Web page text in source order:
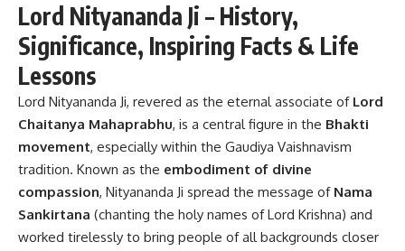
Lord Nityananda Ji – History,
Significance, Inspiring Facts & Life
Lessons
Lord Nityananda Ji, revered as the eternal associate of Lord
Chaitanya Mahaprabhu, is a central figure in the Bhakti
movement, especially within the Gaudiya Vaishnavism
tradition. Known as the embodiment of divine
compassion, Nityananda Ji spread the message of Nama
Sankirtana (chanting the holy names of Lord Krishna) and
worked tirelessly to bring people of all backgrounds closer